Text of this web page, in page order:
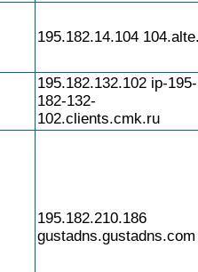
195.182.14.104
195.182.132.102 ip-195-
182-132-
102.clients.cmk.ru
195.182.210.186
gustadns.gustadns.com